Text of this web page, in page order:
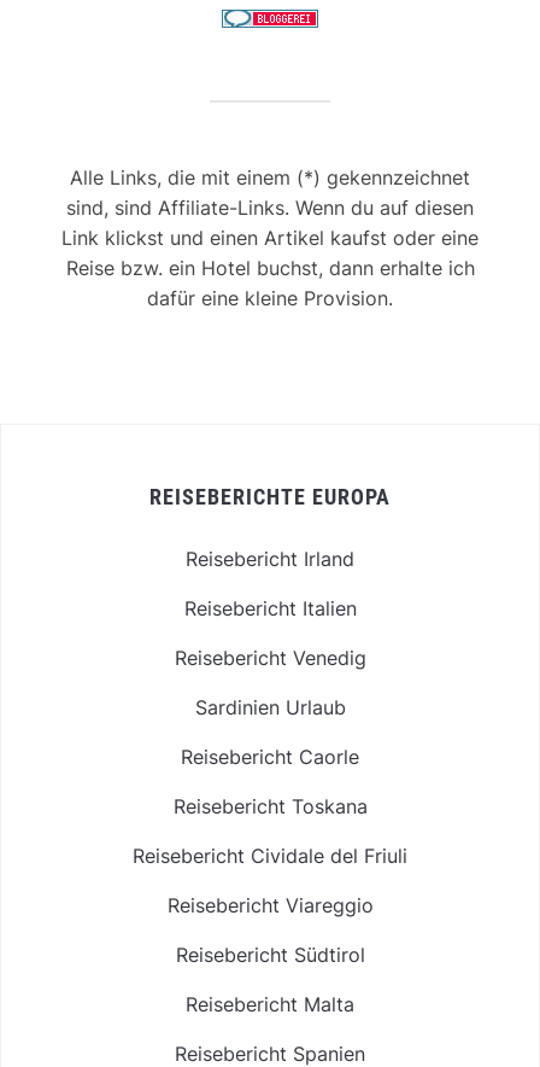
Alle Links, die mit einem (*) gekennzeichnet
sind, sind Affiliate-Links. Wenn du auf diesen
Link klickst und einen Artikel kaufst oder eine
Reise bzw. ein Hotel buchst, dann erhalte ich
dafür eine kleine Provision.
REISEBERICHTE EUROPA
Reisebericht Irland
Reisebericht Italien
Reisebericht Venedig
Sardinien Urlaub
Reisebericht Caorle
Reisebericht Toskana
Reisebericht Cividale del Friuli
Reisebericht Viareggio
Reisebericht Südtirol
Reisebericht Malta
Reisebericht Spanien